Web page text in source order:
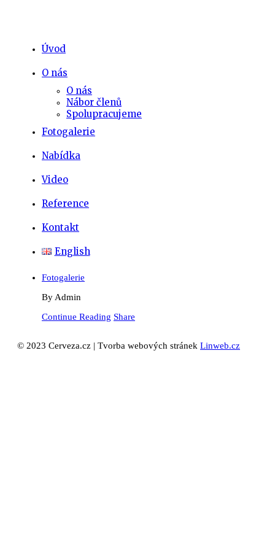
Úvod
O nás
O nás
Nábor členů
Spolupracujeme
Fotogalerie
Nabídka
Video
Reference
Kontakt
English
Fotogalerie
By Admin
Continue Reading Share
© 2023 Cerveza.cz | Tvorba webových stránek Linweb.cz